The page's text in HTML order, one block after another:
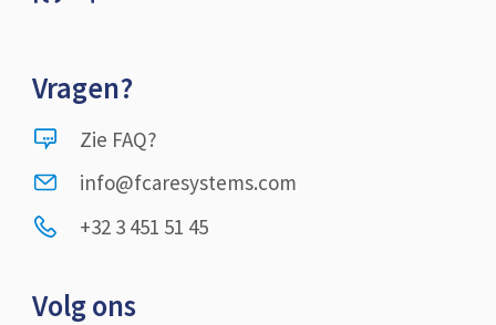
Vragen?
Zie FAQ?
info@fcaresystems.com
+32 3 451 51 45
Volg ons